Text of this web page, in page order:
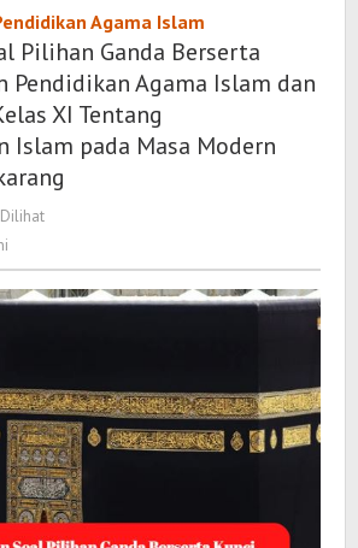
Pilihan
Ganda
Berserta
Kunci
Jawaban
Pendidikan
Budi
Pekerti
Tentang
Perkembangan
Islam
Modern
Agama Islam
Pilihan Ganda Berserta
Pendidikan Agama Islam dan
XI Tentang
Islam pada Masa Modern